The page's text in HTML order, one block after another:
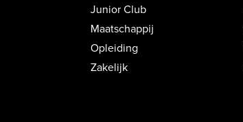
Junior Club
Maatschappij
Opleiding
Zakelijk